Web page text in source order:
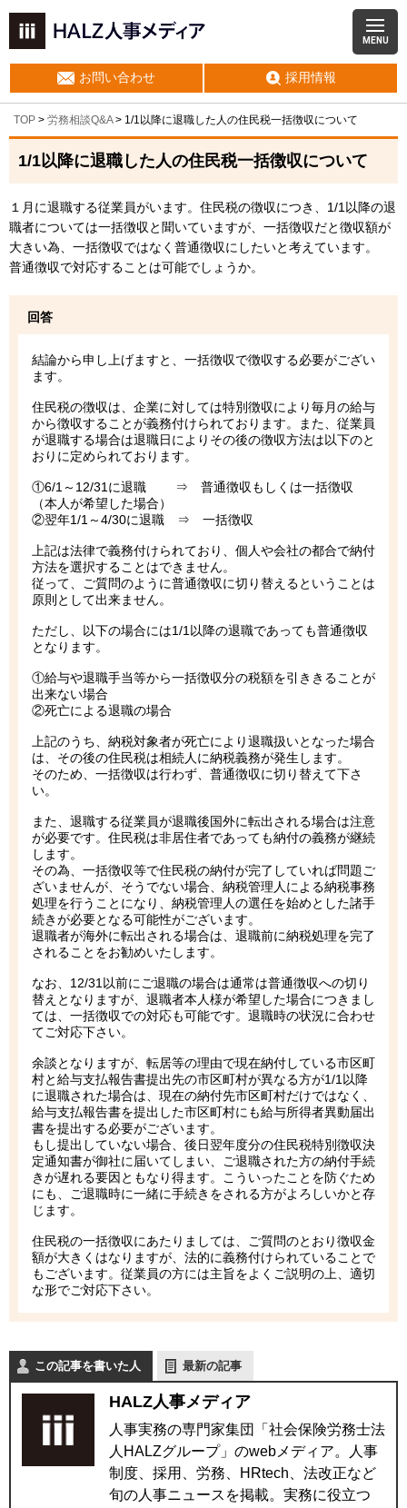
MENU
お問い合わせ 採用情報
TOP > 労務相談Q&A> 1/1以降に退職した人の住民税一括徴収について
1/1以降に退職した人の住民税一括徴収について
１月に退職する従業員がいます。住民税の徴収につき、1/1以降の退
職者については一括徴収と聞いていますが、一括徴収だと徴収額が
大きい為、一括徴収ではなく普通徴収にしたいと考えています。
普通徴収で対応することは可能でしょうか。
回答
結論から申し上げますと、一括徴収で徴収する必要がござい
ます。
住民税の徴収は、企業に対しては特別徴収により毎月の給与
から徴収することが義務付けられております。また、従業員
が退職する場合は退職日によりその後の徴収方法は以下のと
おりに定められております。
①6/1～12/31に退職 ⇒ 普通徴収もしくは一括徴収
（本人が希望した場合）
②翌年1/1～4/30に退職 ⇒ 一括徴収
上記は法律で義務付けられており、個人や会社の都合で納付
方法を選択することはできません。
従って、ご質問のように普通徴収に切り替えるということは
原則として出来ません。
ただし、以下の場合には1/1以降の退職であっても普通徴収
となります。
①給与や退職手当等から一括徴収分の税額を引ききることが
出来ない場合
②死亡による退職の場合
上記のうち、納税対象者が死亡により退職扱いとなった場合
は、その後の住民税は相続人に納税義務が発生します。
そのため、一括徴収は行わず、普通徴収に切り替えて下さ
い。
また、退職する従業員が退職後国外に転出される場合は注意
が必要です。住民税は非居住者であっても納付の義務が継続
します。
その為、一括徴収等で住民税の納付が完了していれば問題ご
ざいませんが、そうでない場合、納税管理人による納税事務
処理を行うことになり、納税管理人の選任を始めとした諸手
続きが必要となる可能性がございます。
退職者が海外に転出される場合は、退職前に納税処理を完了
されることをお勧めいたします。
なお、12/31以前にご退職の場合は通常は普通徴収への切り
替えとなりますが、退職者本人様が希望した場合につきまし
ては、一括徴収での対応も可能です。退職時の状況に合わせ
てご対応下さい。
余談となりますが、転居等の理由で現在納付している市区町
村と給与支払報告書提出先の市区町村が異なる方が1/1以降
に退職された場合は、現在の納付先市区町村だけではなく、
給与支払報告書を提出した市区町村にも給与所得者異動届出
書を提出する必要がございます。
もし提出していない場合、後日翌年度分の住民税特別徴収決
定通知書が御社に届いてしまい、ご退職された方の納付手続
きが遅れる要因ともなり得ます。こういったことを防ぐため
にも、ご退職時に一緒に手続きをされる方がよろしいかと存
じます。
住民税の一括徴収にあたりましては、ご質問のとおり徴収金
額が大きくはなりますが、法的に義務付けられていることで
もございます。従業員の方には主旨をよくご説明の上、適切
な形でご対応下さい。
この記事を書いた人 最新の記事
HALZ人事メディア
人事実務の専門家集団「社会保険労務士法
人HALZグループ」のwebメディア。人事
制度、採用、労務、HRtech、法改正など
旬の人事ニュースを掲載。実務に役立つ